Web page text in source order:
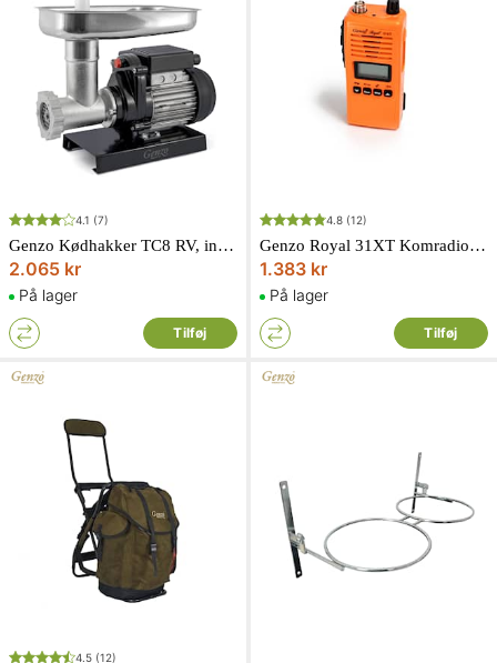
4.1 (7)
Genzo Kødhakker TC8 RV, inkl. pølsehorn
2.065 kr
På lager
Tilføj
4.8 (12)
Genzo Royal 31XT Komradio Svenske kanaler
1.383 kr
På lager
Tilføj
4.5 (12)